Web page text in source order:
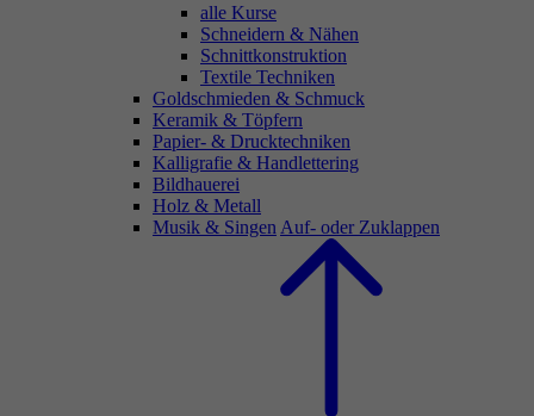
alle Kurse
Schneidern & Nähen
Schnittkonstruktion
Textile Techniken
Goldschmieden & Schmuck
Keramik & Töpfern
Papier- & Drucktechniken
Kalligrafie & Handlettering
Bildhauerei
Holz & Metall
Musik & Singen Auf- oder Zuklappen